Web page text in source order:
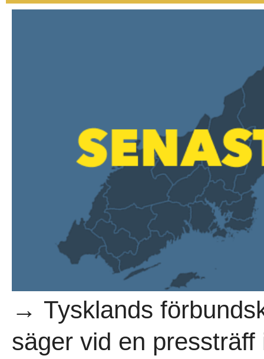
→ Tysklands
säger vid en